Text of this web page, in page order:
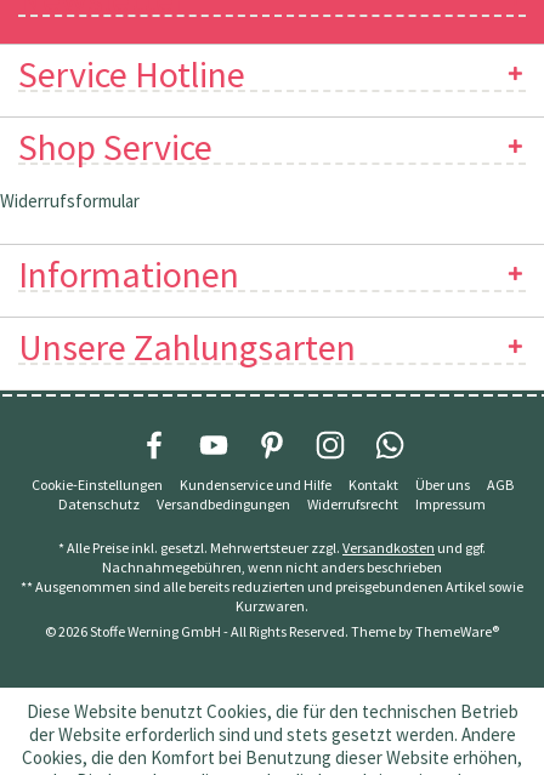
Service Hotline
Shop Service
Widerrufsformular
Informationen
Unsere Zahlungsarten
Cookie-Einstellungen Kundenservice und Hilfe Kontakt Über uns
AGB
Datenschutz
Versandbedingungen Widerrufsrecht Impressum
* Alle Preise inkl. gesetzl. Mehrwertsteuer zzgl. Versandkosten und ggf.
Nachnahmegebühren, wenn nicht anders beschrieben
** Ausgenommen sind alle bereits reduzierten und preisgebundenen Artikel sowie
Kurzwaren.
© 2026 Stoffe Werning GmbH - All Rights Reserved. Theme byThemeWare®
Diese Website benutzt Cookies, die für den technischen Betrieb
der Website erforderlich sind und stets gesetzt werden. Andere
Cookies, die den Komfort bei Benutzung dieser Website erhöhen,